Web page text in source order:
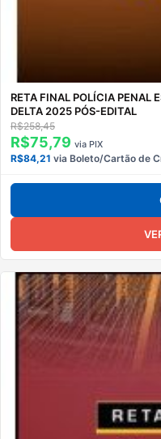
RETA FINAL POLÍCIA PENAL
DELTA 2025 PÓS-EDITAL
R$258,45
R$75,79 via PIX
R$84,21 via Boleto/Cartão de